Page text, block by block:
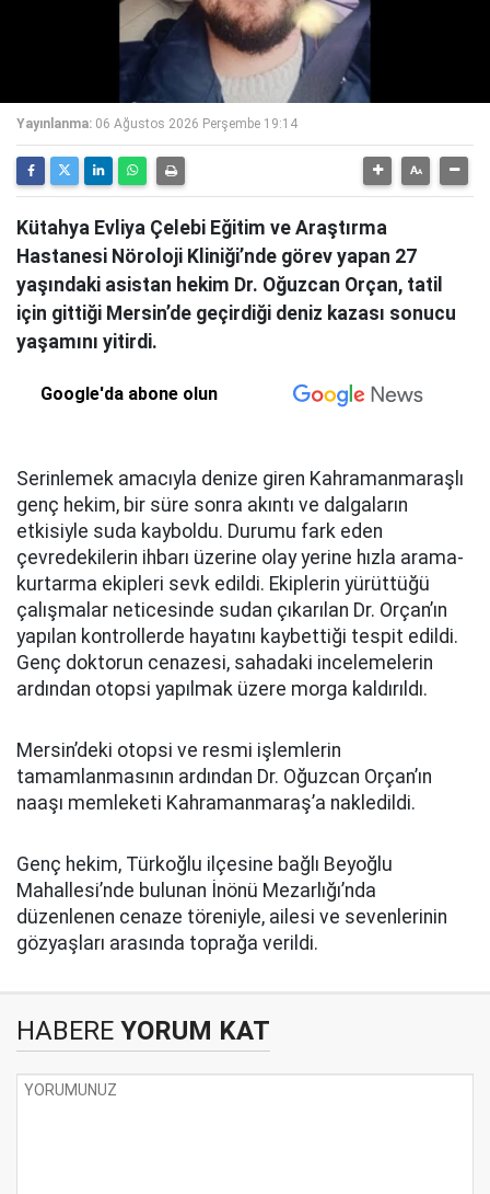
Yayınlanma: 06 Ağustos 2026 Perşembe 19:14
Kütahya Evliya Çelebi Eğitim ve Araştırma
Hastanesi Nöroloji Kliniği’nde görev yapan 27
yaşındaki asistan hekim Dr. Oğuzcan Orçan, tatil
için gittiği Mersin’de geçirdiği deniz kazası sonucu
yaşamını yitirdi.
Google'da abone olun
Serinlemek amacıyla denize giren Kahramanmaraşlı
genç hekim, bir süre sonra akıntı ve dalgaların
etkisiyle suda kayboldu. Durumu fark eden
çevredekilerin ihbarı üzerine olay yerine hızla arama-
kurtarma ekipleri sevk edildi. Ekiplerin yürüttüğü
çalışmalar neticesinde sudan çıkarılan Dr. Orçan’ın
yapılan kontrollerde hayatını kaybettiği tespit edildi.
Genç doktorun cenazesi, sahadaki incelemelerin
ardından otopsi yapılmak üzere morga kaldırıldı.
Mersin’deki otopsi ve resmi işlemlerin
tamamlanmasının ardından Dr. Oğuzcan Orçan’ın
naaşı memleketi Kahramanmaraş’a nakledildi.
Genç hekim, Türkoğlu ilçesine bağlı Beyoğlu
Mahallesi’nde bulunan İnönü Mezarlığı’nda
düzenlenen cenaze töreniyle, ailesi ve sevenlerinin
gözyaşları arasında toprağa verildi.
HABERE YORUM KAT